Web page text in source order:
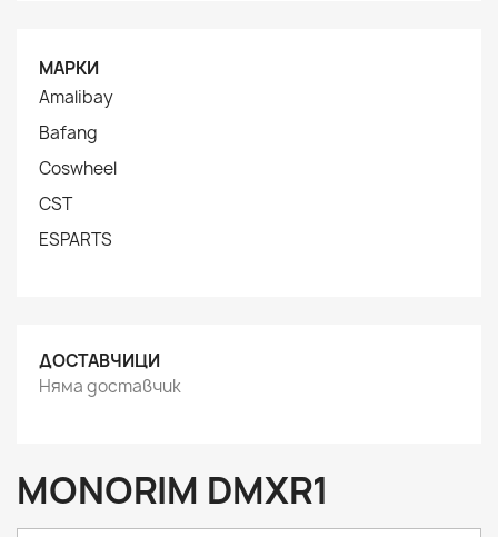
МАРКИ
Amalibay
Bafang
Coswheel
CST
ESPARTS
ДОСТАВЧИЦИ
Няма доставчик
MONORIM DMXR1